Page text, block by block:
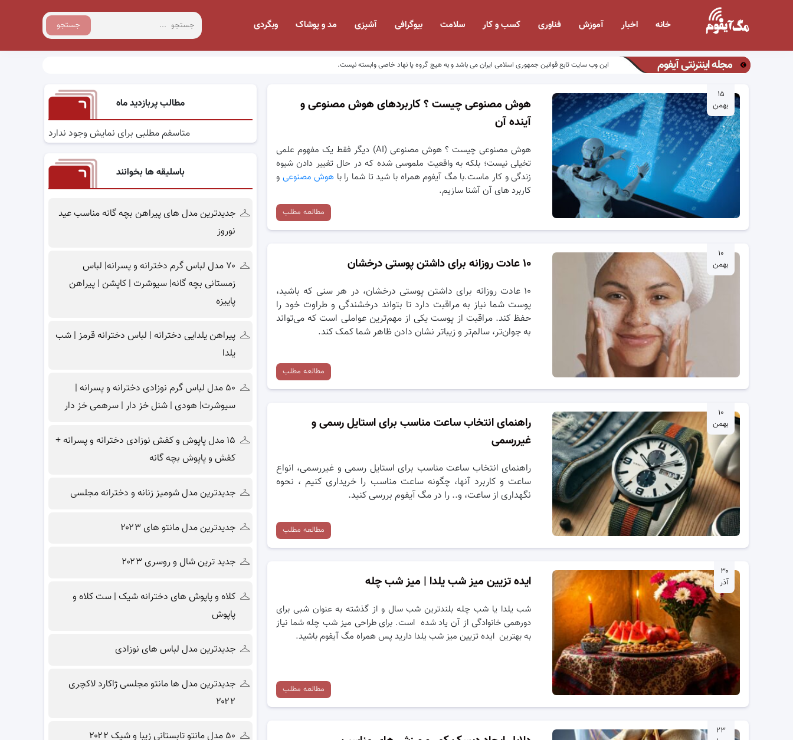
جستجو خانه اخبار آموزش فناوری کسب و کار سلامت بیوگرافی آشپزی مد و پوشاک وبگردی
مجله اینترنتی آیفوم این وب سایت تابع قوانین جمهوری اسلامی ایران می باشد و به هیچ گروه یا نهاد خاصی وابسته نیست.
۱۵
بهمن
هوش مصنوعی چیست ؟ کاربردهای هوش مصنوعی و
آینده آن
هوش مصنوعی چیست ؟ هوش مصنوعی (AI) دیگر فقط یک مفهوم علمی
تخیلی نیست؛ بلکه به واقعیت ملموسی شده که در حال تغییر دادن شیوه
زندگی و کار ماست.با مگ آیفوم همراه با شید تا شما را با هوش مصنوعی و
کاربرد های آن آشنا سازیم.
مطالعه مطلب
۱۰
بهمن
۱۰ عادت روزانه برای داشتن پوستی درخشان
۱۰ عادت روزانه برای داشتن پوستی درخشان، در هر سنی که باشید،
پوست شما نیاز به مراقبت دارد تا بتواند درخشندگی و طراوت خود را
حفظ کند. مراقبت از پوست یکی از مهم‌ترین عواملی است که می‌تواند
به جوان‌تر، سالم‌تر و زیباتر نشان دادن ظاهر شما کمک کند.
مطالعه مطلب
۱۰
بهمن
راهنمای انتخاب ساعت مناسب برای استایل رسمی و
غیررسمی
راهنمای انتخاب ساعت مناسب برای استایل رسمی و غیررسمی، انواع
ساعت و کاربرد آنها، چگونه ساعت مناسب را خریداری کنیم ، نحوه
نگهداری از ساعت، و.. را در مگ آیفوم بررسی کنید.
مطالعه مطلب
۳۰
آذر
ایده تزیین میز شب یلدا | میز شب چله
شب یلدا یا شب چله بلندترین شب سال و از گذشته به عنوان شبی برای
دورهمی خانوادگی از آن یاد شده است. برای طراحی میز شب چله شما نیاز
به بهترین ایده تزیین میز شب یلدا دارید پس همراه مگ آیفوم باشید.
مطالعه مطلب
۲۳
مطالب پربازدید ماه
متاسفم مطلبی برای نمایش وجود ندارد
باسلیقه ها بخوانند
جدیدترین مدل های پیراهن بچه گانه مناسب عید
نوروز
۷۰ مدل لباس گرم دخترانه و پسرانه| لباس
زمستانی بچه گانه| سیوشرت | کاپشن | پیراهن
پاییزه
پیراهن یلدایی دخترانه | لباس دخترانه قرمز | شب
یلدا
۵۰ مدل لباس گرم نوزادی دخترانه و پسرانه |
سیوشرت| هودی | شنل خز دار | سرهمی خز دار
۱۵ مدل پاپوش و کفش نوزادی دخترانه و پسرانه +
کفش و پاپوش بچه گانه
جدیدترین مدل شومیز زنانه و دخترانه مجلسی
جدیدترین مدل مانتو های ۲۰۲۳
جدید ترین شال و روسری ۲۰۲۳
کلاه و پاپوش های دخترانه شیک | ست کلاه و
پاپوش
جدیدترین مدل لباس های نوزادی
جدیدترین مدل ها مانتو مجلسی ژاکارد لاکچری
۲۰۲۲
۵۰ مدل مانتو تابستانی زیبا و شیک ۲۰۲۲